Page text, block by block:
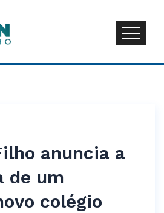
anuncia a
de um
colégio